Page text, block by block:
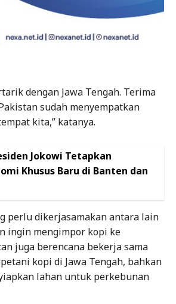
dengan Jawa Tengah. Terima
sudah menyempatkan
kita,” katanya.
Jokowi Tetapkan
Khusus Baru di Banten dan
perlu dikerjasamakan antara lain
ingin mengimpor kopi ke
juga berencana bekerja sama
kopi di Jawa Tengah, bahkan
lahan untuk perkebunan